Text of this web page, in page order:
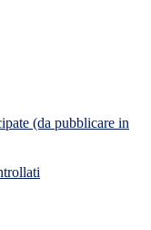
(da pubblicare in